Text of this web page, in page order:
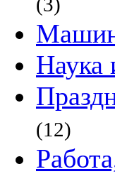
Наука
(12)